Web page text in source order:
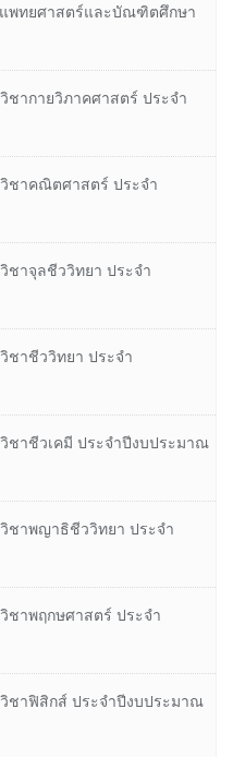
แพทยศาสตร์และบัณฑิตศึกษา
ชากายวิภาคศาสตร์ ประจํา
วิชาคณิตศาสตร์ ประจํา
ชาจุลชีววิทยา ประจํา
ชาชีววิทยา ประจํา
วิชาชีวเคมี ประจําปีงบประมาณ
วิชาพญาธิชีววิทยา ประจํา
ชาพฤกษศาสตร์ ประจํา
วิชาฟิสิกส์ ประจําปีงบประมาณ